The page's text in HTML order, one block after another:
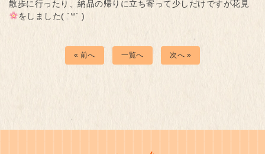
散歩に行ったり、納品の帰りに立ち寄って少しだけですが花見
をしました( ´꒳` )
« 前へ 一覧へ 次へ »